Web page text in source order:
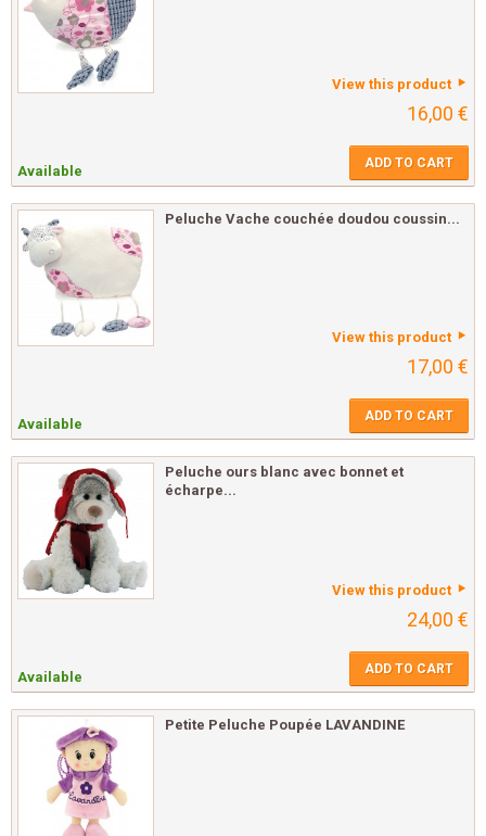
View this product
16,00 €
Available ADD TO CART
Peluche Vache couchée doudou coussin...
View this product
17,00 €
Available ADD TO CART
Peluche ours blanc avec bonnet et
écharpe...
View this product
24,00 €
Available ADD TO CART
Petite Peluche Poupée LAVANDINE